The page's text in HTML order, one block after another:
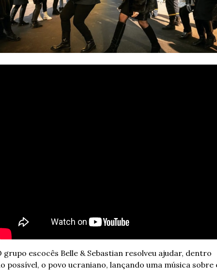
grupo escocês Belle & Sebastian resolveu ajudar, dentro
possível, o povo ucraniano, lançando uma música sobre